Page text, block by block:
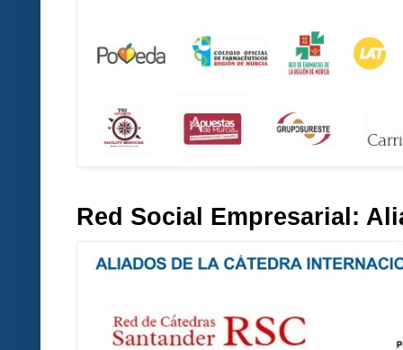
Red Social Empresarial: